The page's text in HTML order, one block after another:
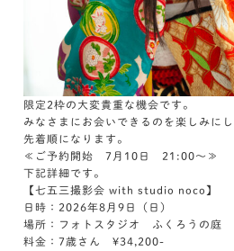
限定2枠の大変貴重な機会です。
みなさまにお会いできるのを楽しみにし
先着順になります。
≪ご予約開始 7月10日 21:00～≫
下記詳細です。
【七五三撮影会 with studio noco】
日時：2026年8月9日（日）
場所：フォトスタジオ ふくろうの庭
料金：7歳さん ¥34,200-